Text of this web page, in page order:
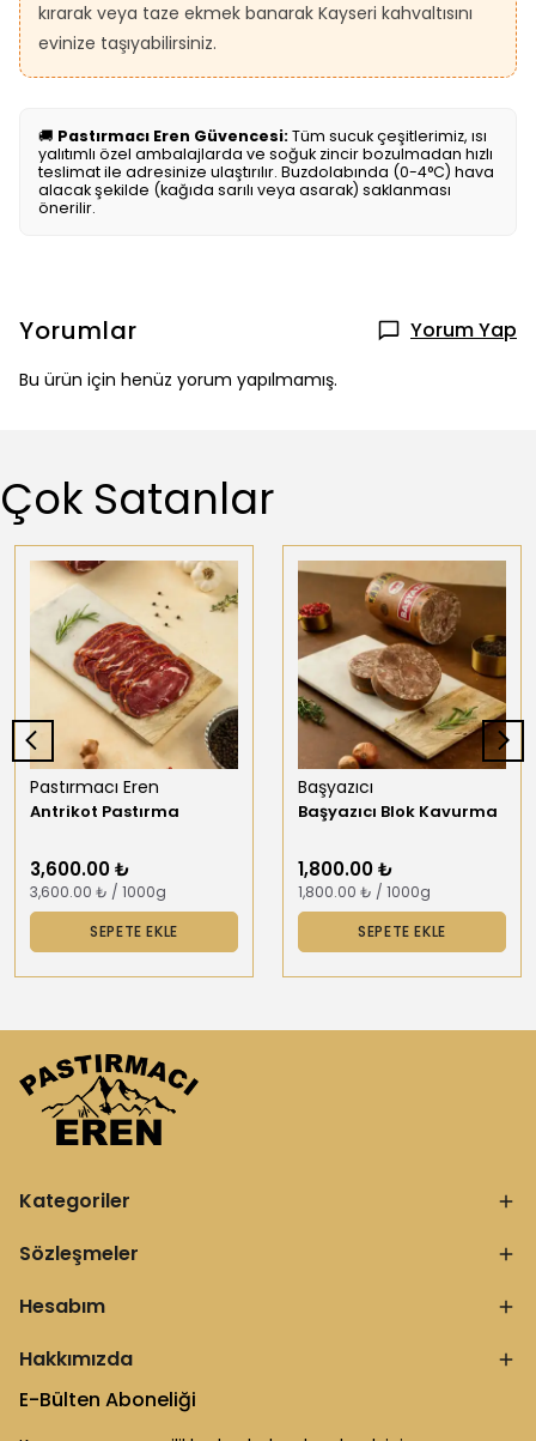
kırarak veya taze ekmek banarak Kayseri kahvaltısını
evinize taşıyabilirsiniz.
🚚 Pastırmacı Eren Güvencesi: Tüm sucuk çeşitlerimiz, ısı
yalıtımlı özel ambalajlarda ve soğuk zincir bozulmadan hızlı
teslimat ile adresinize ulaştırılır. Buzdolabında (0-4°C) hava
alacak şekilde (kağıda sarılı veya asarak) saklanması
önerilir.
Yorumlar Yorum Yap
Bu ürün için henüz yorum yapılmamış.
Çok Satanlar
Pastırmacı Eren
Antrikot Pastırma
3,600.00 ₺
3,600.00 ₺ / 1000g
SEPETE EKLE
Başyazıcı
Başyazıcı Blok Kavurma
1,800.00 ₺
1,800.00 ₺ / 1000g
SEPETE EKLE
Kategoriler
Sözleşmeler
Hesabım
Hakkımızda
E-Bülten Aboneliği